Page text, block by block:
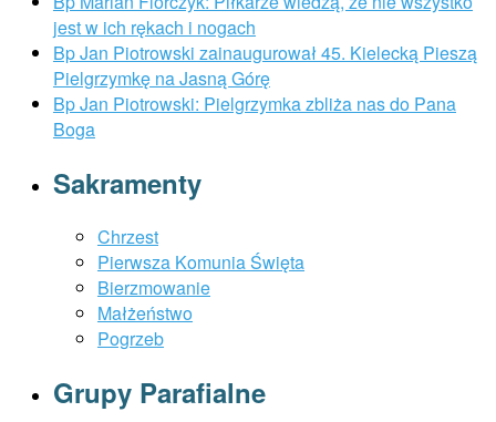
jest w ich rękach i nogach
Bp Jan Piotrowski zainaugurował 45. Kielecką Pieszą
Pielgrzymkę na Jasną Górę
Bp Jan Piotrowski: Pielgrzymka zbliża nas do Pana
Boga
Sakramenty
Chrzest
Pierwsza Komunia Święta
Bierzmowanie
Małżeństwo
Pogrzeb
Grupy Parafialne